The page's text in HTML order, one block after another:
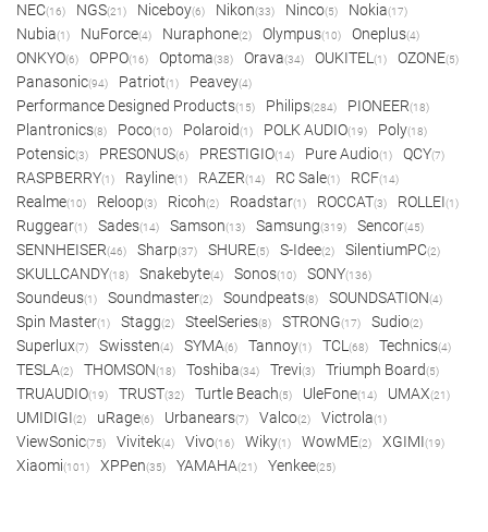
NEC(16) NGS(21) Niceboy(6) Nikon(33) Ninco(5) Nokia(17)
Nubia(1) NuForce(4) Nuraphone(2) Olympus(10) Oneplus(4)
ONKYO(6) OPPO(16) Optoma(38) Orava(34) OUKITEL (1) OZONE(5)
Panasonic(94) Patriot(1) Peavey(4)
Performance Designed Products(15) Philips(284) PIONEER(18)
Plantronics(8) Poco(10) Polaroid(1) POLK AUDIO(19) Poly(18)
Potensic(3) PRESONUS(6) PRESTIGIO(14) Pure Audio(1) QCY(7)
RASPBERRY(1) Rayline(1) RAZER(14) RC Sale(1) RCF(14)
Realme(10) Reloop(3) Ricoh(2) Roadstar(1) ROCCAT(3) ROLLEI(1)
Ruggear(1) Sades(14) Samson(13) Samsung(319) Sencor(45)
SENNHEISER(46) Sharp(37) SHURE(5) S-Idee(2) SilentiumPC(2)
SKULLCANDY(18) Snakebyte(4) Sonos(10) SONY(136)
Soundeus(1) Soundmaster(2) Soundpeats(8) SOUNDSATION(4)
Spin Master(1) Stagg(2) SteelSeries(8) STRONG(17) Sudio(2)
Superlux(7) Swissten(4) SYMA(6) Tannoy(1) TCL (68) Technics(4)
TESLA(2) THOMSON(18) Toshiba(34) Trevi(3) Triumph Board(5)
TRUAUDIO(19) TRUST(32) Turtle Beach(5) UleFone(14) UMAX(21)
UMIDIGI(2) uRage(6) Urbanears(7) Valco(2) Victrola(1)
ViewSonic(75) Vivitek(4) Vivo(16) Wiky(1) WowME(2) XGIMI(19)
Xiaomi(101) XPPen(35) YAMAHA(21) Yenkee(25)